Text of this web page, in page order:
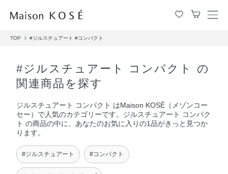
メ
TOP #ジルスチュアート #コンパクト
#ジルスチュアート コンパクト の
関連商品を探す
ジルスチュアート コンパクト はMaison KOSÉ（メゾンコー
セー）で人気のカテゴリーです。ジルスチュアート コンパク
ト の商品の中に、あなたのお気に入りの1品がきっと見つか
ります。
#ジルスチュアート #コンパクト